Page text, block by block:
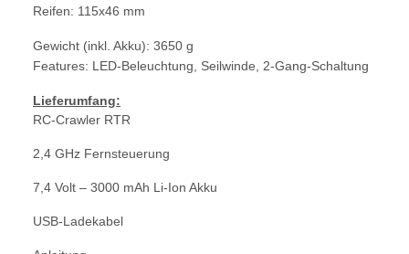
Reifen: 115x46 mm
Gewicht (inkl. Akku): 3650 g
Features: LED-Beleuchtung, Seilwinde, 2-Gang-Schaltung
Lieferumfang:
RC-Crawler RTR
2,4 GHz Fernsteuerung
7,4 Volt – 3000 mAh Li-Ion Akku
USB-Ladekabel